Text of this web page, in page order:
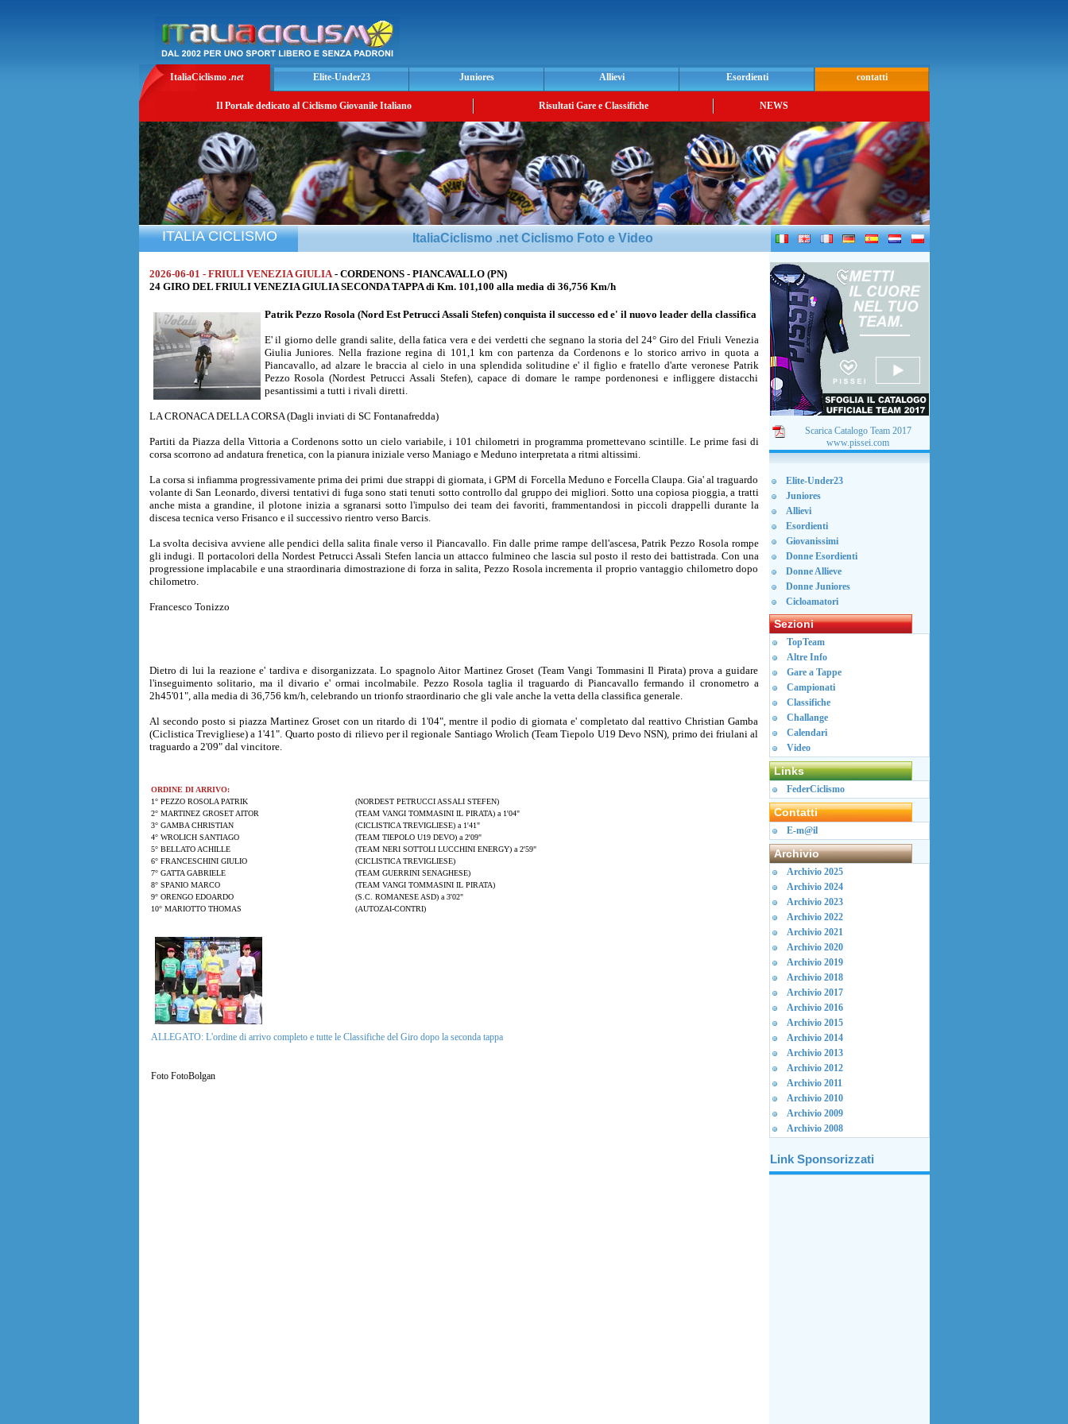
ItaliaCiclismo .net Elite-Under23 Juniores Allievi Esordienti contatti
Il Portale dedicato al Ciclismo Giovanile Italiano Risultati Gare e Classifiche NEWS
ITALIA CICLISMO ItaliaCiclismo .net Ciclismo Foto e Video
2026-06-01 - FRIULI VENEZIA GIULIA - CORDENONS - PIANCAVALLO (PN)
24 GIRO DEL FRIULI VENEZIA GIULIA SECONDA TAPPA di Km. 101,100 alla media di 36,756 Km/h
Patrik Pezzo Rosola (Nord Est Petrucci Assali Stefen) conquista il successo ed e' il nuovo leader della classifica
E' il giorno delle grandi salite, della fatica vera e dei verdetti che segnano la storia del 24° Giro del Friuli Venezia
Giulia Juniores. Nella frazione regina di 101,1 km con partenza da Cordenons e lo storico arrivo in quota a
Piancavallo, ad alzare le braccia al cielo in una splendida solitudine e' il figlio e fratello d'arte veronese Patrik
Pezzo Rosola (Nordest Petrucci Assali Stefen), capace di domare le rampe pordenonesi e infliggere distacchi
pesantissimi a tutti i rivali diretti.
LA CRONACA DELLA CORSA (Dagli inviati di SC Fontanafredda)
Partiti da Piazza della Vittoria a Cordenons sotto un cielo variabile, i 101 chilometri in programma promettevano scintille. Le prime fasi di
corsa scorrono ad andatura frenetica, con la pianura iniziale verso Maniago e Meduno interpretata a ritmi altissimi.
La corsa si infiamma progressivamente prima dei primi due strappi di giornata, i GPM di Forcella Meduno e Forcella Claupa. Gia' al traguardo
volante di San Leonardo, diversi tentativi di fuga sono stati tenuti sotto controllo dal gruppo dei migliori. Sotto una copiosa pioggia, a tratti
anche mista a grandine, il plotone inizia a sgranarsi sotto l'impulso dei team dei favoriti, frammentandosi in piccoli drappelli durante la
discesa tecnica verso Frisanco e il successivo rientro verso Barcis.
La svolta decisiva avviene alle pendici della salita finale verso il Piancavallo. Fin dalle prime rampe dell'ascesa, Patrik Pezzo Rosola rompe
gli indugi. Il portacolori della Nordest Petrucci Assali Stefen lancia un attacco fulmineo che lascia sul posto il resto dei battistrada. Con una
progressione implacabile e una straordinaria dimostrazione di forza in salita, Pezzo Rosola incrementa il proprio vantaggio chilometro dopo
chilometro.
Francesco Tonizzo
Dietro di lui la reazione e' tardiva e disorganizzata. Lo spagnolo Aitor Martinez Groset (Team Vangi Tommasini Il Pirata) prova a guidare
l'inseguimento solitario, ma il divario e' ormai incolmabile. Pezzo Rosola taglia il traguardo di Piancavallo fermando il cronometro a
2h45'01", alla media di 36,756 km/h, celebrando un trionfo straordinario che gli vale anche la vetta della classifica generale.
Al secondo posto si piazza Martinez Groset con un ritardo di 1'04", mentre il podio di giornata e' completato dal reattivo Christian Gamba
(Ciclistica Trevigliese) a 1'41". Quarto posto di rilievo per il regionale Santiago Wrolich (Team Tiepolo U19 Devo NSN), primo dei friulani al
traguardo a 2'09" dal vincitore.
ORDINE DI ARRIVO:
1° PEZZO ROSOLA PATRIK
(NORDEST PETRUCCI ASSALI STEFEN)
2° MARTINEZ GROSET AITOR
(TEAM VANGI TOMMASINI IL PIRATA) a 1'04"
3° GAMBA CHRISTIAN
(CICLISTICA TREVIGLIESE) a 1'41"
4° WROLICH SANTIAGO
(TEAM TIEPOLO U19 DEVO) a 2'09"
5° BELLATO ACHILLE
(TEAM NERI SOTTOLI LUCCHINI ENERGY) a 2'59"
6° FRANCESCHINI GIULIO
(CICLISTICA TREVIGLIESE)
7° GATTA GABRIELE
(TEAM GUERRINI SENAGHESE)
8° SPANIO MARCO
(TEAM VANGI TOMMASINI IL PIRATA)
9° ORENGO EDOARDO
(S.C. ROMANESE ASD) a 3'02"
10° MARIOTTO THOMAS
(AUTOZAI-CONTRI)
ALLEGATO: L'ordine di arrivo completo e tutte le Classifiche del Giro dopo la seconda tappa
Foto FotoBolgan
Scarica Catalogo Team 2017
www.pissei.com
Elite-Under23
Juniores
Allievi
Esordienti
Giovanissimi
Donne Esordienti
Donne Allieve
Donne Juniores
Cicloamatori
Sezioni
TopTeam
Altre Info
Gare a Tappe
Campionati
Classifiche
Challange
Calendari
Video
Links
FederCiclismo
Contatti
E-m@il
Archivio
Archivio 2025
Archivio 2024
Archivio 2023
Archivio 2022
Archivio 2021
Archivio 2020
Archivio 2019
Archivio 2018
Archivio 2017
Archivio 2016
Archivio 2015
Archivio 2014
Archivio 2013
Archivio 2012
Archivio 2011
Archivio 2010
Archivio 2009
Archivio 2008
Link Sponsorizzati